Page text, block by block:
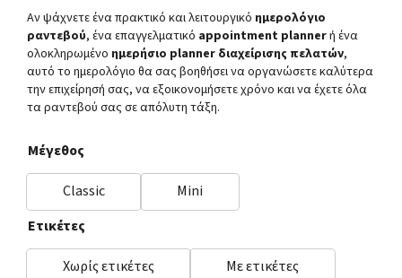
Αν ψάχνετε ένα πρακτικό και λειτουργικό ημερολόγιο
ραντεβού, ένα επαγγελματικό appointment plannerή ένα
ολοκληρωμένο ημερήσιο planner διαχείρισης πελατών,
αυτό το ημερολόγιο θα σας βοηθήσει να οργανώσετε καλύτερα
την επιχείρησή σας, να εξοικονομήσετε χρόνο και να έχετε όλα
τα ραντεβού σας σε απόλυτη τάξη.
Μέγεθος
Classic
Mini
Ετικέτες
Χωρίς ετικέτες
Με ετικέτες